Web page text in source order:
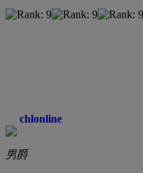
chlonline
男爵